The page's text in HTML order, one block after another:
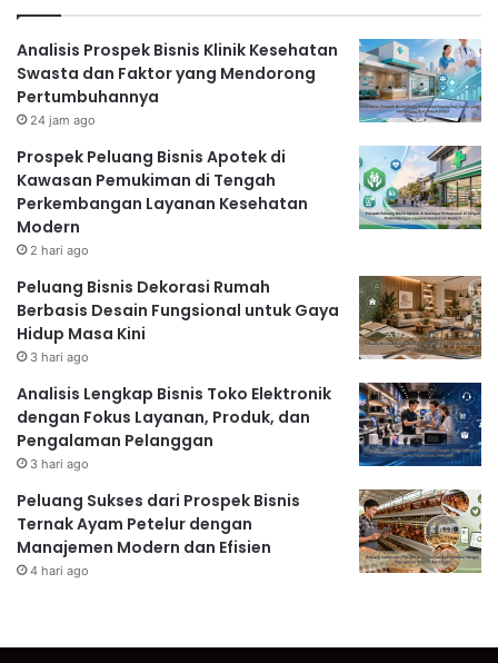
Analisis Prospek Bisnis Klinik Kesehatan
Swasta dan Faktor yang Mendorong
Pertumbuhannya
24 jam ago
Prospek Peluang Bisnis Apotek di
Kawasan Pemukiman di Tengah
Perkembangan Layanan Kesehatan
Modern
2 hari ago
Peluang Bisnis Dekorasi Rumah
Berbasis Desain Fungsional untuk Gaya
Hidup Masa Kini
3 hari ago
Analisis Lengkap Bisnis Toko Elektronik
dengan Fokus Layanan, Produk, dan
Pengalaman Pelanggan
3 hari ago
Peluang Sukses dari Prospek Bisnis
Ternak Ayam Petelur dengan
Manajemen Modern dan Efisien
4 hari ago